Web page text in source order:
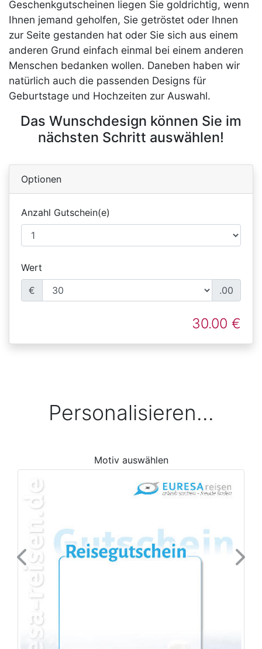
Geschenkgutscheinen liegen Sie goldrichtig, wenn
Ihnen jemand geholfen, Sie getröstet oder Ihnen
zur Seite gestanden hat oder Sie sich aus einem
anderen Grund einfach einmal bei einem anderen
Menschen bedanken wollen. Daneben haben wir
natürlich auch die passenden Designs für
Geburtstage und Hochzeiten zur Auswahl.
Das Wunschdesign können Sie im
nächsten Schritt auswählen!
Optionen
Anzahl Gutschein(e)
Wert
€
.00
30.00 €
Personalisieren...
Motiv auswählen
Previous Next